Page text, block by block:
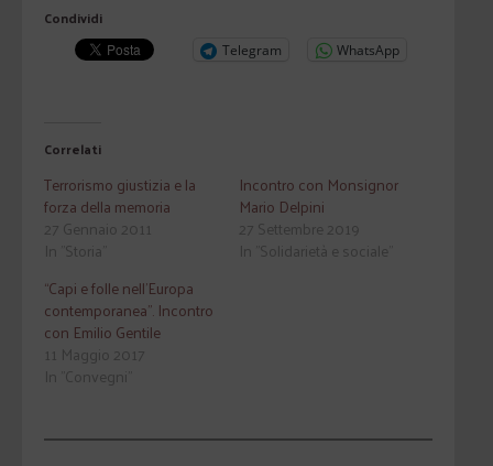
Condividi
Telegram WhatsApp
Correlati
Terrorismo giustizia e la
forza della memoria
27 Gennaio 2011
In "Storia"
Incontro con Monsignor
Mario Delpini
27 Settembre 2019
In "Solidarietà e sociale"
“Capi e folle nell’Europa
contemporanea”. Incontro
con Emilio Gentile
11 Maggio 2017
In "Convegni"